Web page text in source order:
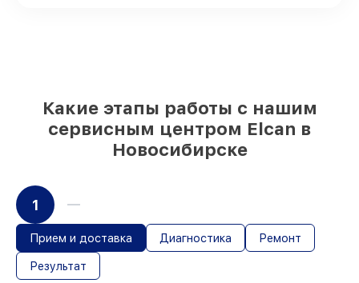
Какие этапы работы с нашим
сервисным центром Elcan в
Новосибирске
1
Прием и доставка Диагностика Ремонт
Результат